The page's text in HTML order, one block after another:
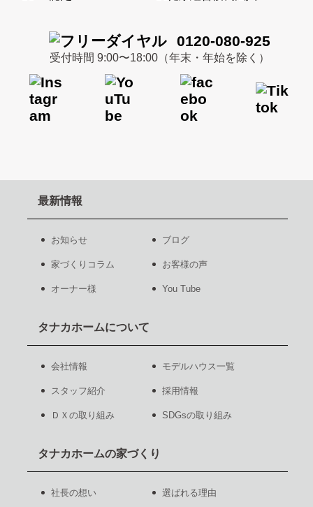
0120-080-925
受付時間 9:00〜18:00（年末・年始を除く）
最新情報
お知らせ ブログ
家づくりコラム お客様の声
オーナー様 You Tube
タナカホームについて
会社情報 モデルハウス一覧
スタッフ紹介 採用情報
ＤＸの取り組み SDGsの取り組み
タナカホームの家づくり
社長の想い 選ばれる理由